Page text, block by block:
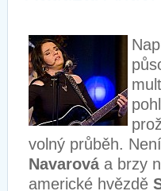
volný průběh.
Navarová a brzy
americké hvězdě